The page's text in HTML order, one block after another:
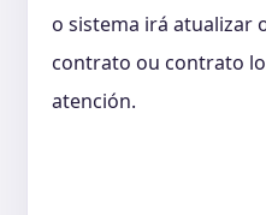
o sistema irá atualizar
contrato ou contrato
atención.